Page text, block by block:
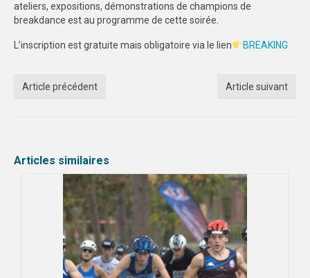
ateliers, expositions, démonstrations de champions de
breakdance est au programme de cette soirée.
L’inscription est gratuite mais obligatoire via le lien BREAKING
Article précédent Article suivant
Articles similaires